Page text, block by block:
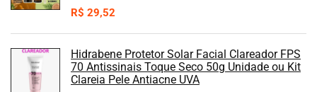
R$ 29,52
Hidrabene Protetor Solar Facial Clareador FPS
70 Antissinais Toque Seco 50g Unidade ou Kit
Clareia Pele Antiacne UVA